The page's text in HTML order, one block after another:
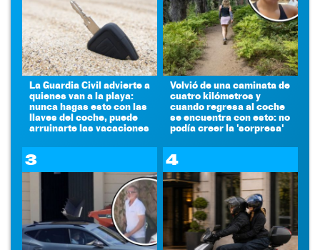
La Guardia Civil advierte a
quienes van a la playa:
nunca hagas esto con las
llaves del coche, puede
arruinarte las vacaciones
Volvió de una caminata de
cuatro kilómetros y
cuando regresa al coche
se encuentra con esto: no
podía creer la 'sorpresa'
3 4